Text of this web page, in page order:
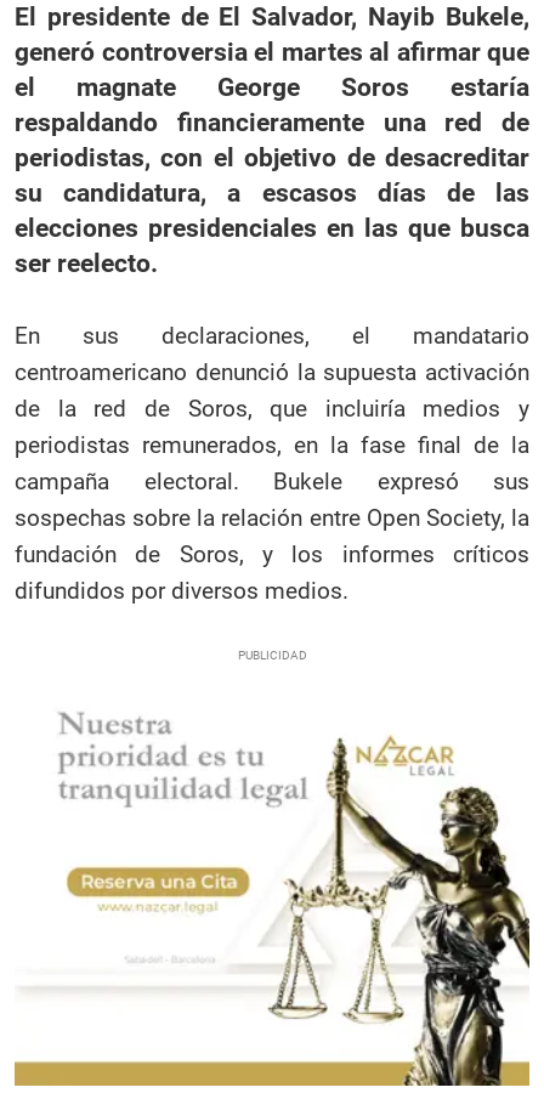
El presidente de El Salvador, Nayib Bukele,
generó controversia el martes al afirmar que
el magnate George Soros estaría
respaldando financieramente una red de
periodistas, con el objetivo de desacreditar
su candidatura, a escasos días de las
elecciones presidenciales en las que busca
ser reelecto.
En sus declaraciones, el mandatario
centroamericano denunció la supuesta activación
de la red de Soros, que incluiría medios y
periodistas remunerados, en la fase final de la
campaña electoral. Bukele expresó sus
sospechas sobre la relación entre Open Society, la
fundación de Soros, y los informes críticos
difundidos por diversos medios.